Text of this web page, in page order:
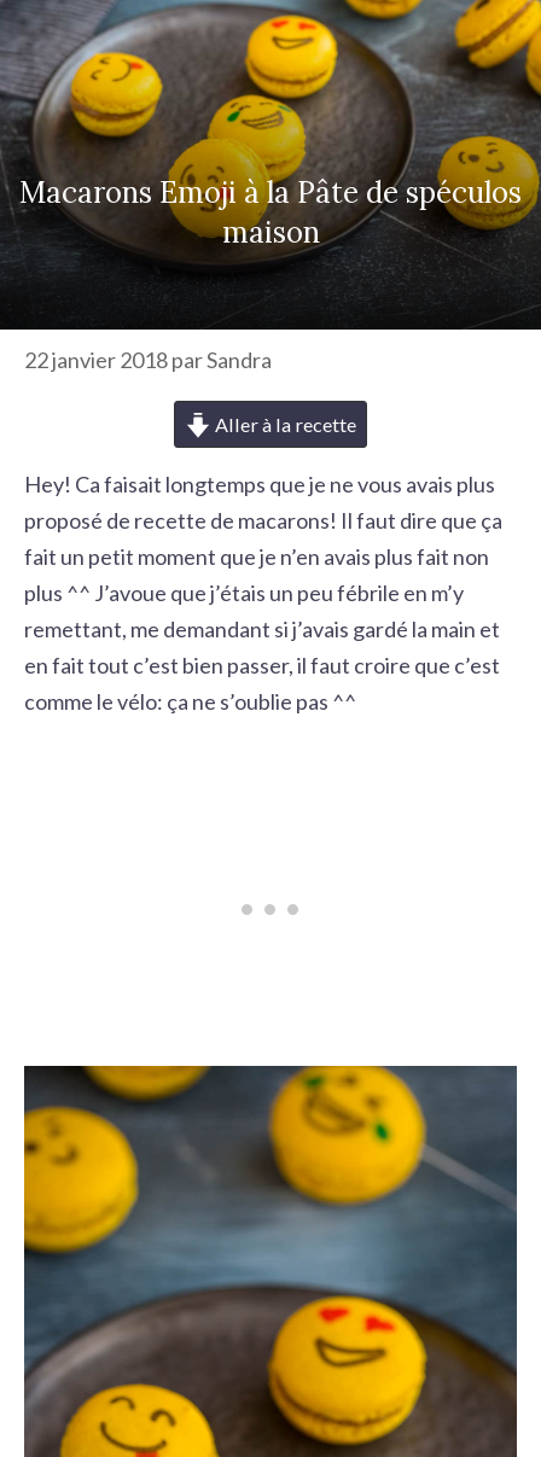
r
c
h
e
r
Macarons Emoji à la Pâte de spéculos
maison
22 janvier 2018parSandra
Aller à la recette
Hey! Ca faisait longtemps que je ne vous avais plus
proposé de recette de macarons! Il faut dire que ça
fait un petit moment que je n’en avais plus fait non
plus ^^ J’avoue que j’étais un peu fébrile en m’y
remettant, me demandant si j’avais gardé la main et
en fait tout c’est bien passer, il faut croire que c’est
comme le vélo: ça ne s’oublie pas ^^